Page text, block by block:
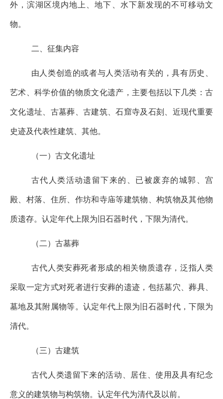
外，滨湖区境内地上、地下、水下新发现的不可移动文
物。
二、征集内容
由人类创造的或者与人类活动有关的，具有历史、
艺术、科学价值的物质文化遗产，主要包括以下几类：古
文化遗址、古墓葬、古建筑、石窟寺及石刻、近现代重要
史迹及代表性建筑、其他。
（一）古文化遗址
古代人类活动遗留下来的、已被废弃的城郭、宫
殿、村落、住所、作坊和寺庙等建筑物、构筑物及其他物
质遗存。认定年代上限为旧石器时代，下限为清代。
（二）古墓葬
古代人类安葬死者形成的相关物质遗存，泛指人类
采取一定方式对死者进行安葬的遗迹，包括墓穴、葬具、
墓地及其附属物等。认定年代上限为旧石器时代，下限为
清代。
（三）古建筑
古代人类遗留下来的活动、居住、使用及具有纪念
意义的建筑物与构筑物。认定年代为清代及以前。